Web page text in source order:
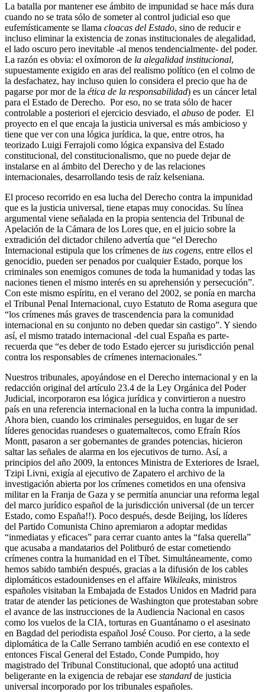
La batalla por mantener ese ámbito de impunidad se hace más dura
cuando no se trata sólo de someter al control judicial eso que
eufemísticamente se llama cloacas del Estado, sino de reducir e
incluso eliminar la existencia de zonas institucionales de alegalidad,
el lado oscuro pero inevitable -al menos tendencialmente- del poder.
La razón es obvia: el oxímoron de la alegalidad institucional,
supuestamente exigido en aras del realismo político (en el colmo de
la desfachatez, hay incluso quien lo considera el precio que ha de
pagarse por mor de la ética de la responsabilidad) es un cáncer letal
para el Estado de Derecho. Por eso, no se trata sólo de hacer
controlable a posteriori el ejercicio desviado, el abuso de poder. El
proyecto en el que encaja la justicia universal es más ambicioso y
tiene que ver con una lógica jurídica, la que, entre otros, ha
teorizado Luigi Ferrajoli como lógica expansiva del Estado
constitucional, del constitucionalismo, que no puede dejar de
instalarse en al ámbito del Derecho y de las relaciones
internacionales, desarrollando tesis de raíz kelseniana.
El proceso recorrido en esa lucha del Derecho contra la impunidad
que es la justicia universal, tiene etapas muy conocidas. Su línea
argumental viene señalada en la propia sentencia del Tribunal de
Apelación de la Cámara de los Lores que, en el juicio sobre la
extradición del dictador chileno advertía que “el Derecho
Internacional estipula que los crímenes de ius cogens, entre ellos el
genocidio, pueden ser penados por cualquier Estado, porque los
criminales son enemigos comunes de toda la humanidad y todas las
naciones tienen el mismo interés en su aprehensión y persecución”.
Con este mismo espíritu, en el verano del 2002, se ponía en marcha
el Tribunal Penal Internacional, cuyo Estatuto de Roma asegura que
“los crímenes más graves de trascendencia para la comunidad
internacional en su conjunto no deben quedar sin castigo”. Y siendo
así, el mismo tratado internacional -del cual España es parte-
recuerda que “es deber de todo Estado ejercer su jurisdicción penal
contra los responsables de crímenes internacionales.”
Nuestros tribunales, apoyándose en el Derecho internacional y en la
redacción original del artículo 23.4 de la Ley Orgánica del Poder
Judicial, incorporaron esa lógica jurídica y convirtieron a nuestro
país en una referencia internacional en la lucha contra la impunidad.
Ahora bien, cuando los criminales perseguidos, en lugar de ser
líderes genocidas ruandeses o guatemaltecos, como Efraín Ríos
Montt, pasaron a ser gobernantes de grandes potencias, hicieron
saltar las señales de alarma en los ejecutivos de turno. Así, a
principios del año 2009, la entonces Ministra de Exteriores de Israel,
Tzipi Livni, exigía al ejecutivo de Zapatero el archivo de la
investigación abierta por los crímenes cometidos en una ofensiva
militar en la Franja de Gaza y se permitía anunciar una reforma legal
del marco jurídico español de la jurisdicción universal (de un tercer
Estado, como España!!). Poco después, desde Beijing, los líderes
del Partido Comunista Chino apremiaron a adoptar medidas
“inmediatas y eficaces” para cerrar cuanto antes la “falsa querella”
que acusaba a mandatarios del Politburó de estar cometiendo
crímenes contra la humanidad en el Tíbet. Simultáneamente, como
hemos sabido también después, gracias a la difusión de los cables
diplomáticos estadounidenses en el affaire Wikileaks, ministros
españoles visitaban la Embajada de Estados Unidos en Madrid para
tratar de atender las peticiones de Washington que protestaban sobre
el avance de las instrucciones de la Audiencia Nacional en casos
como los vuelos de la CIA, torturas en Guantánamo o el asesinato
en Bagdad del periodista español José Couso. Por cierto, a la sede
diplomática de la Calle Serrano también acudió en ese contexto el
entonces Fiscal General del Estado, Conde Pumpido, hoy
magistrado del Tribunal Constitucional, que adoptó una actitud
beligerante en la exigencia de rebajar ese standard de justicia
universal incorporado por los tribunales españoles.